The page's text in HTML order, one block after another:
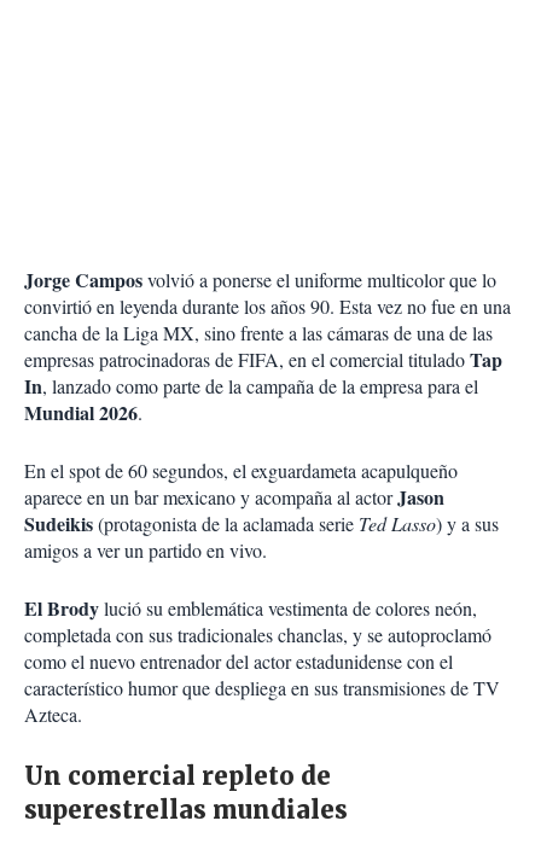
Jorge Camposvolvió a ponerse el uniforme multicolor que lo
convirtió en leyenda durante los años 90. Esta vez no fue en una
cancha de la Liga MX, sino frente a las cámaras de una de las
empresas patrocinadoras de FIFA, en el comercial tituladoTap
In, lanzado como parte de la campaña de la empresa para el
Mundial 2026.
En el spot de 60 segundos, el exguardameta acapulqueño
aparece en un bar mexicano y acompaña al actorJason
Sudeikis(protagonista de la aclamada serie Ted Lasso) y a sus
amigos a ver un partido en vivo.
El Brodylució su emblemática vestimenta de colores neón,
completada con sus tradicionales chanclas, y se autoproclamó
como el nuevo entrenador del actor estadunidense con el
característico humor que despliega en sus transmisiones de TV
Azteca.
Un comercial repleto de
superestrellas mundiales